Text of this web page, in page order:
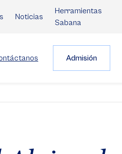
Noticias
Herramientas
Sabana
Admisión